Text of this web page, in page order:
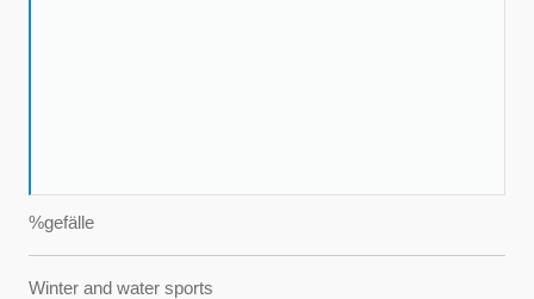
%gefälle
Winter and water sports